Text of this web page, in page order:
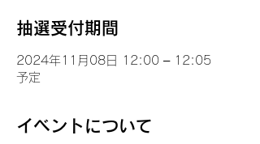
抽選受付期間
2024年11月08日 12:00 – 12:05
予定
イベントについて